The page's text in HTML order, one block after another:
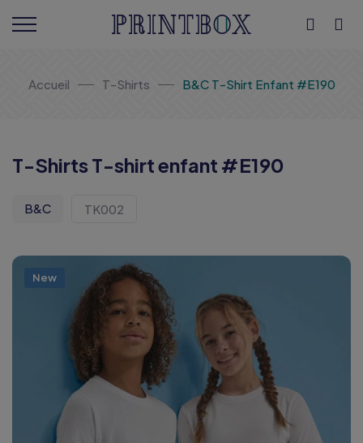
Accueil T-Shirts B&C T-Shirt Enfant #E190
New
T-Shirts T-shirt enfant #E190
B&C TK002